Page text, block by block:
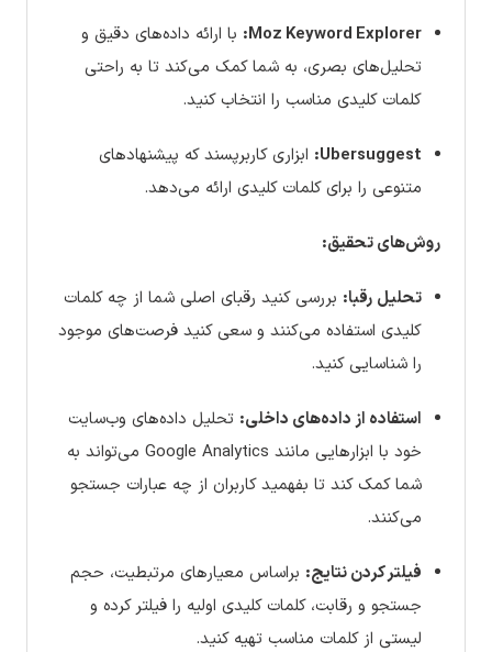
Moz Keyword Explorer: با ارائه داده‌های دقیق و
تحلیل‌های بصری، به شما کمک می‌کند تا به راحتی
کلمات کلیدی مناسب را انتخاب کنید.
Ubersuggest: ابزاری کاربرپسند که پیشنهادهای
متنوعی را برای کلمات کلیدی ارائه می‌دهد.
روش‌های تحقیق:
تحلیل رقبا: بررسی کنید رقبای اصلی شما از چه کلمات
کلیدی استفاده می‌کنند و سعی کنید فرصت‌های موجود
را شناسایی کنید.
استفاده از داده‌های داخلی: تحلیل داده‌های وب‌سایت
خود با ابزارهایی مانند Google Analytics می‌تواند به
شما کمک کند تا بفهمید کاربران از چه عبارات جستجو
می‌کنند.
فیلتر کردن نتایج: براساس معیارهای مرتبطیت، حجم
جستجو و رقابت، کلمات کلیدی اولیه را فیلتر کرده و
لیستی از کلمات مناسب تهیه کنید.